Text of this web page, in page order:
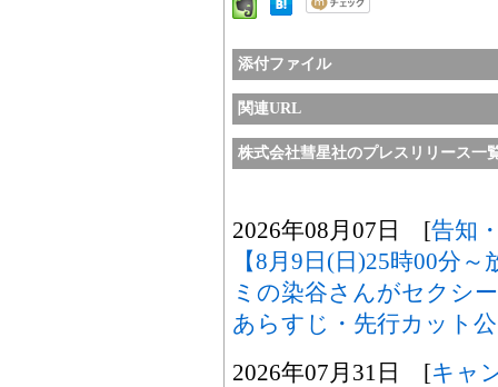
添付ファイル
関連URL
株式会社彗星社のプレスリリース一
2026年08月07日 [告知
【8月9日(日)25時00分
ミの染谷さんがセクシ
あらすじ・先行カット
2026年07月31日 [キャ